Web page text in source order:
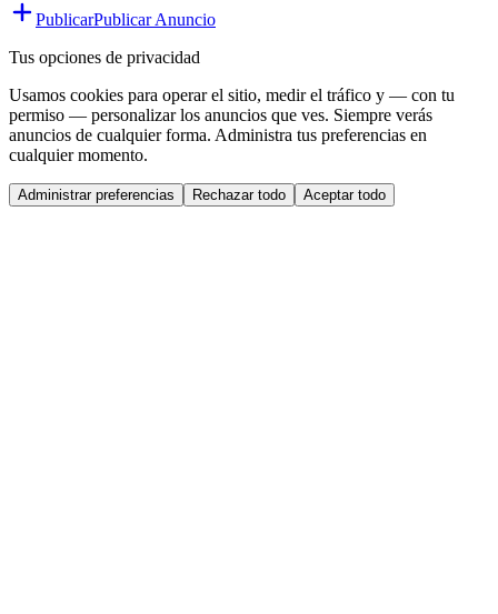
PublicarPublicar Anuncio
Tus opciones de privacidad
Usamos cookies para operar el sitio, medir el tráfico y — con tu
permiso — personalizar los anuncios que ves. Siempre verás
anuncios de cualquier forma. Administra tus preferencias en
cualquier momento.
Administrar preferencias Rechazar todo Aceptar todo